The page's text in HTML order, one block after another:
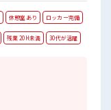
休憩室あり ロッカー完備
残業 20H未満 30代が活躍